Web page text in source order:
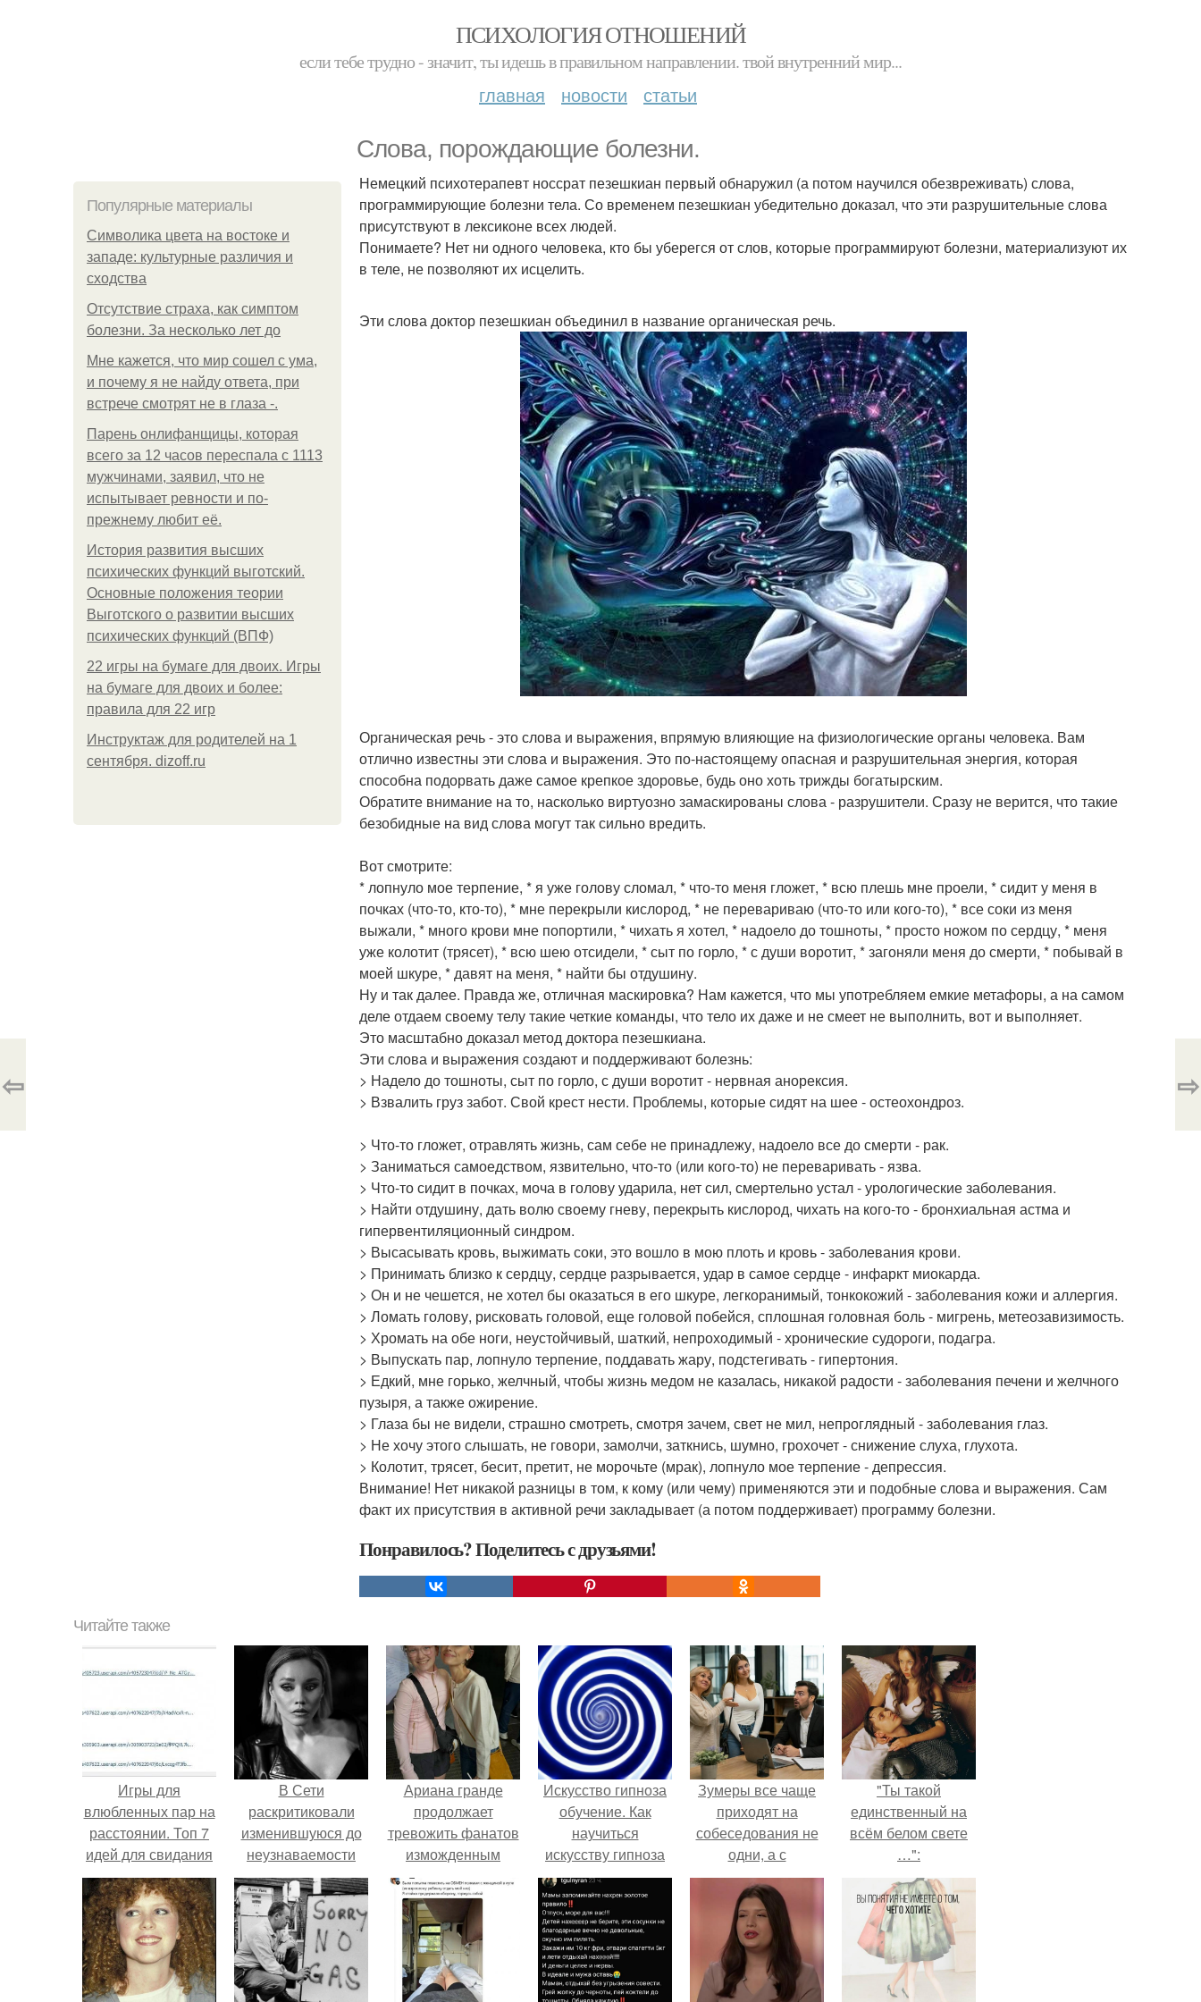
ПСИХОЛОГИЯ ОТНОШЕНИЙ
если тебе трудно - значит, ты идешь в правильном направлении. твой внутренний мир...
главная новости статьи
Слова, порождающие болезни.
Популярные материалы
Символика цвета на востоке и
западе: культурные различия и
сходства
Отсутствие страха, как симптом
болезни. За несколько лет до
Мне кажется, что мир сошел с ума,
и почему я не найду ответа, при
встрече смотрят не в глаза -.
Парень онлифанщицы, которая
всего за 12 часов переспала с 1113
мужчинами, заявил, что не
испытывает ревности и по-
прежнему любит её.
История развития высших
психических функций выготский.
Основные положения теории
Выготского о развитии высших
психических функций (ВПФ)
22 игры на бумаге для двоих. Игры
на бумаге для двоих и более:
правила для 22 игр
Инструктаж для родителей на 1
сентября. dizoff.ru
Немецкий психотерапевт носсрат пезешкиан первый обнаружил (а потом научился обезвреживать) слова,
программирующие болезни тела. Со временем пезешкиан убедительно доказал, что эти разрушительные слова
присутствуют в лексиконе всех людей.
Понимаете? Нет ни одного человека, кто бы уберегся от слов, которые программируют болезни, материализуют их
в теле, не позволяют их исцелить.
Эти слова доктор пезешкиан объединил в название органическая речь.
Органическая речь - это слова и выражения, впрямую влияющие на физиологические органы человека. Вам
отлично известны эти слова и выражения. Это по-настоящему опасная и разрушительная энергия, которая
способна подорвать даже самое крепкое здоровье, будь оно хоть трижды богатырским.
Обратите внимание на то, насколько виртуозно замаскированы слова - разрушители. Сразу не верится, что такие
безобидные на вид слова могут так сильно вредить.
Вот смотрите:
* лопнуло мое терпение, * я уже голову сломал, * что-то меня гложет, * всю плешь мне проели, * сидит у меня в
почках (что-то, кто-то), * мне перекрыли кислород, * не перевариваю (что-то или кого-то), * все соки из меня
выжали, * много крови мне попортили, * чихать я хотел, * надоело до тошноты, * просто ножом по сердцу, * меня
уже колотит (трясет), * всю шею отсидели, * сыт по горло, * с души воротит, * загоняли меня до смерти, * побывай в
моей шкуре, * давят на меня, * найти бы отдушину.
Ну и так далее. Правда же, отличная маскировка? Нам кажется, что мы употребляем емкие метафоры, а на самом
деле отдаем своему телу такие четкие команды, что тело их даже и не смеет не выполнить, вот и выполняет.
Это масштабно доказал метод доктора пезешкиана.
Эти слова и выражения создают и поддерживают болезнь:
> Надело до тошноты, сыт по горло, с души воротит - нервная анорексия.
> Взвалить груз забот. Свой крест нести. Проблемы, которые сидят на шее - остеохондроз.
> Что-то гложет, отравлять жизнь, сам себе не принадлежу, надоело все до смерти - рак.
> Заниматься самоедством, язвительно, что-то (или кого-то) не переваривать - язва.
> Что-то сидит в почках, моча в голову ударила, нет сил, смертельно устал - урологические заболевания.
> Найти отдушину, дать волю своему гневу, перекрыть кислород, чихать на кого-то - бронхиальная астма и
гипервентиляционный синдром.
> Высасывать кровь, выжимать соки, это вошло в мою плоть и кровь - заболевания крови.
> Принимать близко к сердцу, сердце разрывается, удар в самое сердце - инфаркт миокарда.
> Он и не чешется, не хотел бы оказаться в его шкуре, легкоранимый, тонкокожий - заболевания кожи и аллергия.
> Ломать голову, рисковать головой, еще головой побейся, сплошная головная боль - мигрень, метеозавизимость.
> Хромать на обе ноги, неустойчивый, шаткий, непроходимый - хронические судороги, подагра.
> Выпускать пар, лопнуло терпение, поддавать жару, подстегивать - гипертония.
> Едкий, мне горько, желчный, чтобы жизнь медом не казалась, никакой радости - заболевания печени и желчного
пузыря, а также ожирение.
> Глаза бы не видели, страшно смотреть, смотря зачем, свет не мил, непроглядный - заболевания глаз.
> Не хочу этого слышать, не говори, замолчи, заткнись, шумно, грохочет - снижение слуха, глухота.
> Колотит, трясет, бесит, претит, не морочьте (мрак), лопнуло мое терпение - депрессия.
Внимание! Нет никакой разницы в том, к кому (или чему) применяются эти и подобные слова и выражения. Сам
факт их присутствия в активной речи закладывает (а потом поддерживает) программу болезни.
Понравилось? Поделитесь с друзьями!
⇦ ⇨
Читайте также
Игры для
влюбленных пар на
расстоянии. Топ 7
идей для свидания
на расстоянии
В Сети
раскритиковали
изменившуюся до
неузнаваемости
Марину зудину.
Ариана гранде
продолжает
тревожить фанатов
изможденным
Искусство гипноза
обучение. Как
научиться
искусству гипноза
Зумеры все чаще
приходят на
собеседования не
одни, а с
родителями,
жалуются эйчары.
"Ты такой
единственный на
всём белом свете
…":